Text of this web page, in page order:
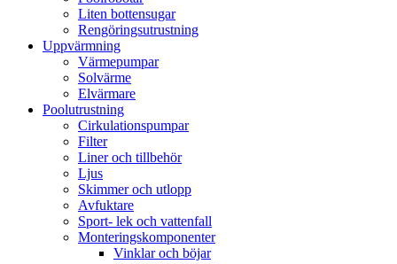
Liten bottensugar
Rengöringsutrustning
Uppvärmning
Värmepumpar
Solvärme
Elvärmare
Poolutrustning
Cirkulationspumpar
Filter
Liner och tillbehör
Ljus
Skimmer och utlopp
Avfuktare
Sport- lek och vattenfall
Monteringskomponenter
Vinklar och böjar